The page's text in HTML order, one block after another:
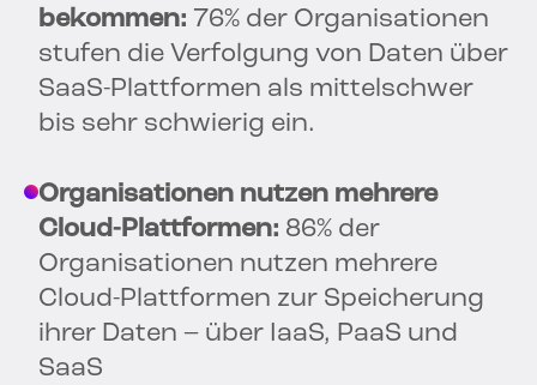
bekommen: 76% der Organisationen
stufen die Verfolgung von Daten über
SaaS-Plattformen als mittelschwer
bis sehr schwierig ein.
Organisationen nutzen mehrere
Cloud-Plattformen: 86% der
Organisationen nutzen mehrere
Cloud-Plattformen zur Speicherung
ihrer Daten – über IaaS, PaaS und
SaaS